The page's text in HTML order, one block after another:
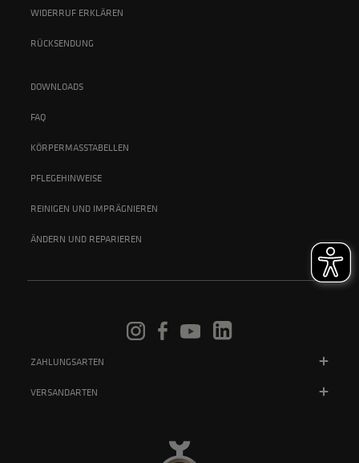
WIDERRUF ERKLÄREN
RÜCKSENDUNG
DOWNLOADS
FAQ
KÖRPERMASSTABELLEN
PFLEGEHINWEISE
REINIGEN UND IMPRÄGNIEREN
ÄNDERN UND REPARIEREN
ZAHLUNGSARTEN
VERSANDARTEN